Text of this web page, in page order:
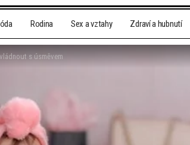
Rodina Sex a vztahy Zdraví a hubnutí
s úsměvem